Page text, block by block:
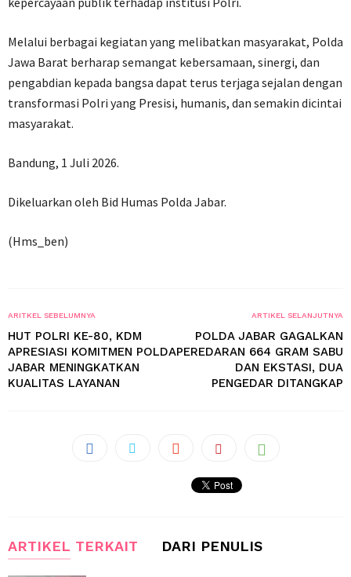
Melalui berbagai kegiatan yang melibatkan masyarakat, Polda
Jawa Barat berharap semangat kebersamaan, sinergi, dan
pengabdian kepada bangsa dapat terus terjaga sejalan dengan
transformasi Polri yang Presisi, humanis, dan semakin dicintai
masyarakat.
Bandung, 1 Juli 2026.
Dikeluarkan oleh Bid Humas Polda Jabar.
(Hms_ben)
ARITKEL SEBELUMNYA
HUT POLRI KE-80, KDM
APRESIASI KOMITMEN POLDA
JABAR MENINGKATKAN
KUALITAS LAYANAN
ARTIKEL SELANJUTNYA
POLDA JABAR GAGALKAN
PEREDARAN 664 GRAM SABU
DAN EKSTASI, DUA
PENGEDAR DITANGKAP
ARTIKEL TERKAIT DARI PENULIS